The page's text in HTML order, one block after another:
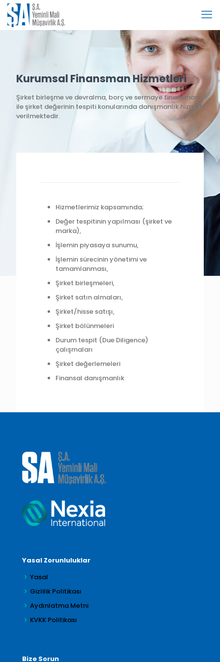
Kurumsal Finansman Hizmetleri
Şirket birleşme ve devralma, borç ve sermaye finansmanı
ile şirket değerinin tespiti konularında danışmanlık hizmeti
verilmektedir.
Hizmetlerimiz kapsamında;
Değer tespitinin yapılması (şirket ve
marka),
İşlemin piyasaya sunumu,
İşlemin sürecinin yönetimi ve
tamamlanması,
Şirket birleşmeleri,
Şirket satın almaları,
Şirket/hisse satışı,
Şirket bölünmeleri
Durum tespit (Due Diligence)
çalışmaları
Şirket değerlemeleri
Finansal danışmanlık
Yasal Zorunluluklar
Yasal
Gizlilik Politikası
Aydınlatma Metni
KVKK Politikası
Bize Sorun